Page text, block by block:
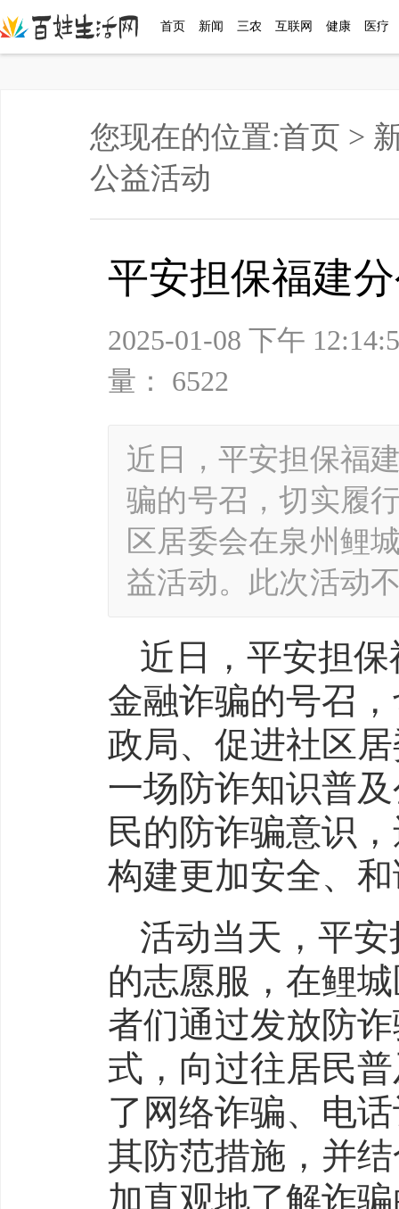
首页 新闻 三农 互联网 健康 医疗
您现在的位置:首页 >
公益活动
平安担保福建
2025-01-08 下午
量： 6522
近日，平安担保福
骗的号召，切实履
区居委会在泉州鲤
益活动。此次活动
近日，平安担
金融诈骗的号召
政局、促进社区
一场防诈知识普
民的防诈骗意识
构建更加安全、
活动当天，平
的志愿服，在鲤
者们通过发放防
式，向过往居民
了网络诈骗、电
其防范措施，并
加直观地了解诈